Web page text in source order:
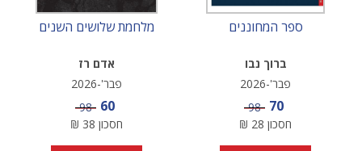
ספר המחוננים
ברוך נבו
פבר'-2026
מחיר מבצע
70 מחיר
98
חסכון 28
₪
מלחמת שלושים השנים
אדם רז
פבר'-2026
מחיר מבצע
60 מחיר
98
חסכון 38
₪